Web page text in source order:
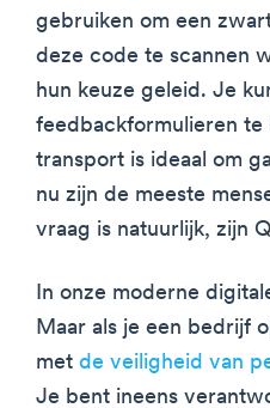
gebruiken om een
deze code te scannen
hun keuze geleid. Je
feedbackformulieren te
transport is ideaal om
nu zijn de meeste
vraag is natuurlijk, zijn
In onze moderne
Maar als je een bedrijf
met de veiligheid van
Je bent ineens